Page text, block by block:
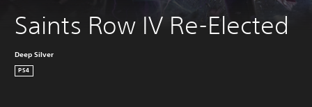
Saints Row IV Re-Elected
Deep Silver
PS4